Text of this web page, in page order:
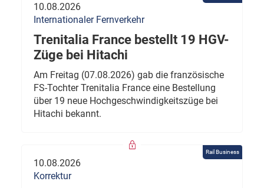
10.08.2026
Internationaler Fernverkehr
Trenitalia France bestellt 19 HGV-
Züge bei Hitachi
Am Freitag (07.08.2026) gab die französische
FS-Tochter Trenitalia France eine Bestellung
über 19 neue Hochgeschwindigkeitszüge bei
Hitachi bekannt.
Rail Business
10.08.2026
Korrektur